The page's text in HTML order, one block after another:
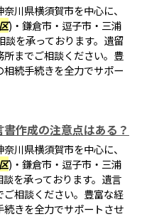
川県横須賀市を中心に、
)・鎌倉市・逗子市・三浦
談を承っております。遺留
までご相談ください。豊
続手続きを全力でサポー
作成の注意点はある？
川県横須賀市を中心に、
)・鎌倉市・逗子市・三浦
を承っております。遺言
相談ください。豊富な経
きを全力でサポートさせ